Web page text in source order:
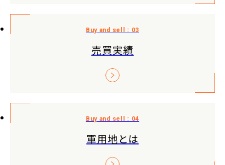
売買実績
軍用地とは